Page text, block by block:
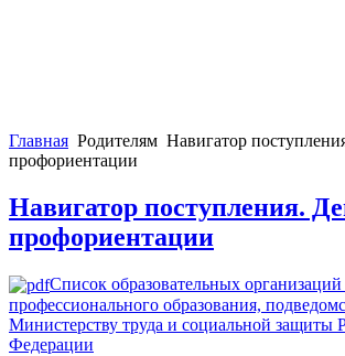
Главная Родителям Навигатор
профориентации
Навигатор поступления.
профориентации
Список образовательных организаций
профессионального образования,
Министерству труда и социальной защиты
Федерации